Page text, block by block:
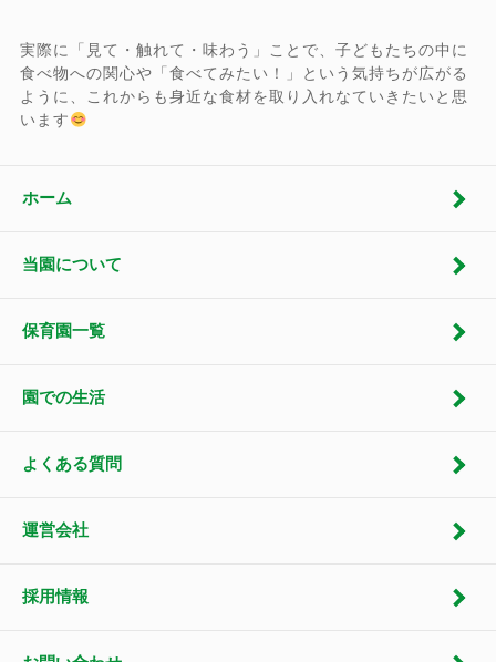
実際に「見て・触れて・味わう」ことで、子どもたちの中に
食べ物への関心や「食べてみたい！」という気持ちが広がる
ように、これからも身近な食材を取り入れなていきたいと思
います
ホーム
当園について
保育園一覧
園での生活
よくある質問
運営会社
採用情報